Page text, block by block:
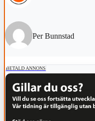
Per Bunnstad
BETALD ANNONS